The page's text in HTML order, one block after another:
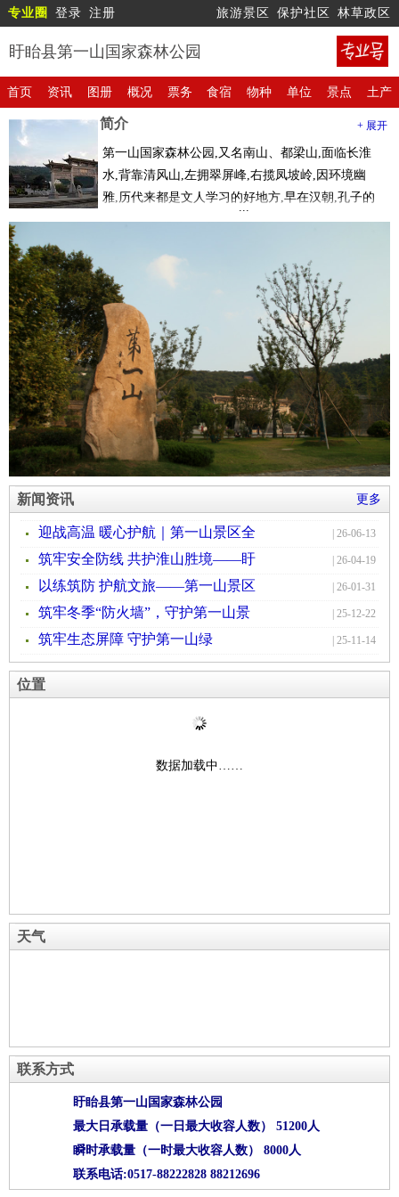
专业圈 登录 注册 旅游景区 保护社区 林草政区
盱眙县第一山国家森林公园
首页 资讯 图册 概况 票务 食宿 物种 单位 景点 土产
简介 + 展开
第一山国家森林公园,又名南山、都梁山,面临长淮
水,背靠清风山,左拥翠屏峰,右揽凤坡岭,因环境幽
雅,历代来都是文人学习的好地方,早在汉朝,孔子的
后裔孔安国为临淮太守时,就在此创立了“崇圣书
1985年定名“第一山国家森林公园”。第一山国家森
林公园又是历史文化名山,宋元以来,众多的文人墨
客、翰林学士、官府政要都慕名而来,留下了大量的
碑刻和碑碣,1996年被评为国家森林公园,1998年被
定为省级风景名胜区。2009年被评为国家AAAA级
旅游景区。
盱眙十景第一山国家森林公园就占了六景,玻璃泉侵
月、第一山怀古、杏花园春昼、瑞岩观春晓、会景
亭陈迹、龟山寺晚钟,第一山国家森林公园,融自然
景观、人文景观为一体。现为国家AAAA级旅游景
点。第一山,是盱眙的标志,也是我们盱眙的名片,来
到第一山就来到了盱眙！第一山风水独好,充满了天
地精华、山水灵气。有道是“山不在高,有仙则名；
水不在深,有龙则灵”。“阅尽江淮平里地,且看东南
第一山”,登临游赏,思古叹今,心旷神怡,流连忘返。
新闻资讯 更多
迎战高温 暖心护航｜第一山景区全 | 26-06-13
筑牢安全防线 共护淮山胜境——盱 | 26-04-19
以练筑防 护航文旅——第一山景区 | 26-01-31
筑牢冬季“防火墙”，守护第一山景 | 25-12-22
筑牢生态屏障 守护第一山绿 | 25-11-14
位置
数据加载中……
天气
联系方式
盱眙县第一山国家森林公园
最大日承载量（一日最大收容人数） 51200人
瞬时承载量（一时最大收容人数） 8000人
联系电话:0517-88222828 88212696